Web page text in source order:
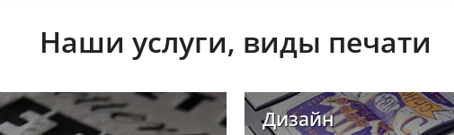
Наши услуги, виды печати
Дизайн